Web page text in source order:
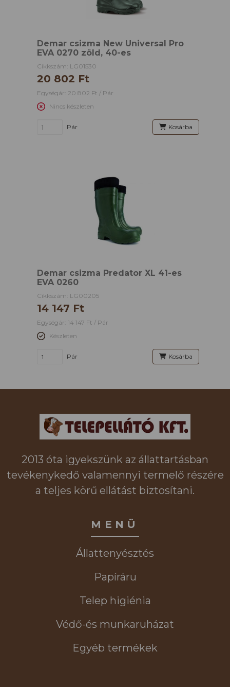
Demar csizma New Universal Pro
EVA 0270 zöld, 40-es
Cikkszám: LG01530
20 802 Ft
Egységár: 20 802 Ft / Pár
Nincs készleten
Pár Kosárba
Demar csizma Predator XL 41-es
EVA 0260
Cikkszám: LG00205
14 147 Ft
Egységár: 14 147 Ft / Pár
Készleten
Pár Kosárba
2013 óta igyekszünk az állattartásban
tevékenykedő valamennyi termelő részére
a teljes körű ellátást biztosítani.
MENÜ
Állattenyésztés
Papíráru
Telep higiénia
Védő-és munkaruházat
Egyéb termékek